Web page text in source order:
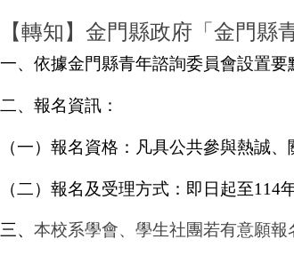
【轉知】金門縣政府「金門
一、依據金門縣青年諮詢委員會設置要
二、報名資訊：
（一）報名資格：凡具公共參與熱誠
（二）報名及受理方式：即日起至114
三、 本校系學會、學生社團若有意願